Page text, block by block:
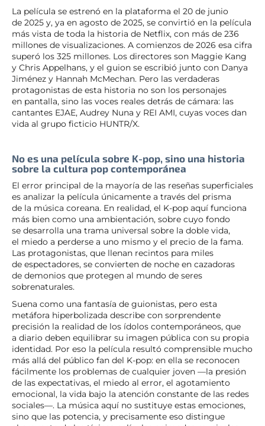
La película se estrenó en la plataforma el 20 de junio
de 2025 y, ya en agosto de 2025, se convirtió en la película
más vista de toda la historia de Netflix, con más de 236
millones de visualizaciones. A comienzos de 2026 esa cifra
superó los 325 millones. Los directores son Maggie Kang
y Chris Appelhans, y el guion se escribió junto con Danya
Jiménez y Hannah McMechan. Pero las verdaderas
protagonistas de esta historia no son los personajes
en pantalla, sino las voces reales detrás de cámara: las
cantantes EJAE, Audrey Nuna y REI AMI, cuyas voces dan
vida al grupo ficticio HUNTR/X.
No es una película sobre K-pop, sino una historia
sobre la cultura pop contemporánea
El error principal de la mayoría de las reseñas superficiales
es analizar la película únicamente a través del prisma
de la música coreana. En realidad, el K-pop aquí funciona
más bien como una ambientación, sobre cuyo fondo
se desarrolla una trama universal sobre la doble vida,
el miedo a perderse a uno mismo y el precio de la fama.
Las protagonistas, que llenan recintos para miles
de espectadores, se convierten de noche en cazadoras
de demonios que protegen al mundo de seres
sobrenaturales.
Suena como una fantasía de guionistas, pero esta
metáfora hiperbolizada describe con sorprendente
precisión la realidad de los ídolos contemporáneos, que
a diario deben equilibrar su imagen pública con su propia
identidad. Por eso la película resultó comprensible mucho
más allá del público fan del K-pop: en ella se reconocen
fácilmente los problemas de cualquier joven —la presión
de las expectativas, el miedo al error, el agotamiento
emocional, la vida bajo la atención constante de las redes
sociales—. La música aquí no sustituye estas emociones,
sino que las potencia, y precisamente eso distingue